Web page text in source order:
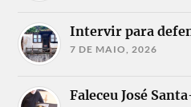
Intervir para
7 DE MAIO, 2026
Faleceu José